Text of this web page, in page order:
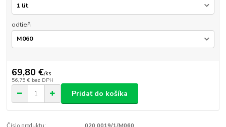
odtieň
69,80 €/ks
56,75 € bez DPH
Pridať do košíka